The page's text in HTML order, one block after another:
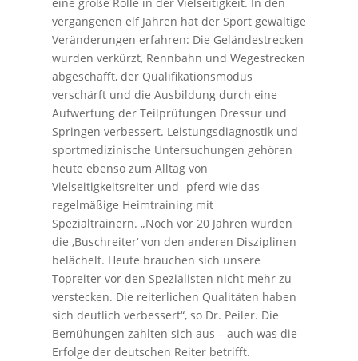
vergangenen elf Jahren hat der Sport gewaltige
Veränderungen erfahren: Die Geländestrecken
wurden verkürzt, Rennbahn und Wegestrecken
abgeschafft, der Qualifikationsmodus
verschärft und die Ausbildung durch eine
Aufwertung der Teilprüfungen Dressur und
Springen verbessert. Leistungsdiagnostik und
sportmedizinische Untersuchungen gehören
heute ebenso zum Alltag von
Vielseitigkeitsreiter und -pferd wie das
regelmäßige Heimtraining mit
Spezialtrainern. „Noch vor 20 Jahren wurden
die ‚Buschreiter‘ von den anderen Disziplinen
belächelt. Heute brauchen sich unsere
Topreiter vor den Spezialisten nicht mehr zu
verstecken. Die reiterlichen Qualitäten haben
sich deutlich verbessert“, so Dr. Peiler. Die
Bemühungen zahlten sich aus – auch was die
Erfolge der deutschen Reiter betrifft.